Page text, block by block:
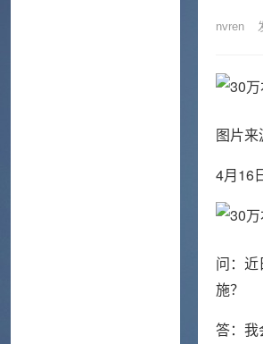
nvren
图片
4月16
问：
施？
答：我